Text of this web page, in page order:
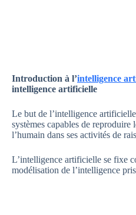
Introduction à l’intelligence
intelligence artificielle
Le but de l’intelligence
systèmes capables de reproduire
l’humain dans ses activités de
L’intelligence artificielle se fixe
modélisation de l’intelligence